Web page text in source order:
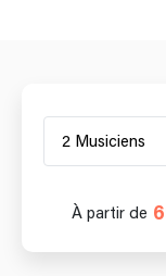
2 Musiciens
À partir de